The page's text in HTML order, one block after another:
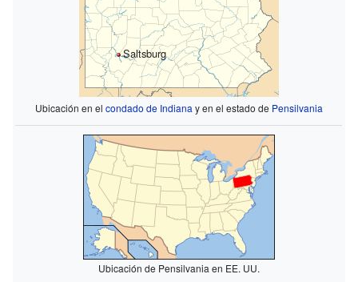
Saltsburg
Ubicación en el condado de Indiana y en el estado de Pensilvania
Ubicación de Pensilvania en EE. UU.